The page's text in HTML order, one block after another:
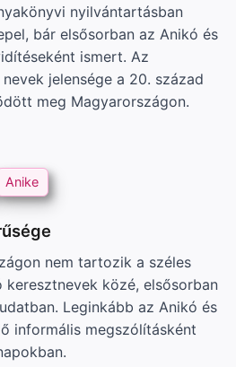
nyilvántartásban
bár elsősorban az Anikó és
ismert. Az
jelensége a 20. század
meg Magyarországon.
Anike
nem tartozik a széles
közé, elsősorban
Leginkább az Anikó és
informális megszólításként